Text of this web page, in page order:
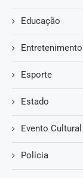
Educação
Entretenimento
Esporte
Estado
Evento Cultural
Polícia